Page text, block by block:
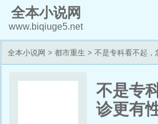
全本小说网
www.biqiuge5.net
全本小说网 > 都市重生 > 不是专科看不起，
不是专
诊更有